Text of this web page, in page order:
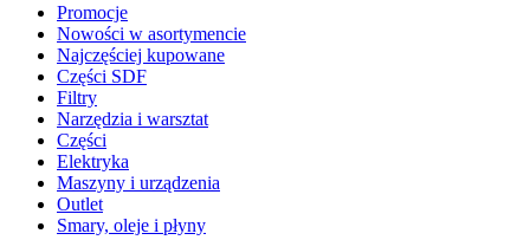
Promocje
Nowości w asortymencie
Najczęściej kupowane
Części SDF
Filtry
Narzędzia i warsztat
Części
Elektryka
Maszyny i urządzenia
Outlet
Smary, oleje i płyny